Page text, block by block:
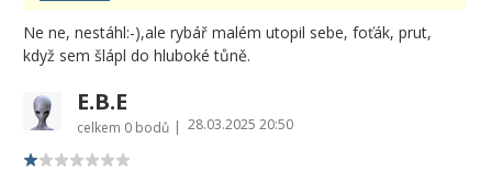
Ne ne, nestáhl:-),ale rybář malém utopil sebe, foťák, prut,
když sem šlápl do hluboké tůně.
E.B.E
celkem 0 bodů | 28.03.2025 20:50